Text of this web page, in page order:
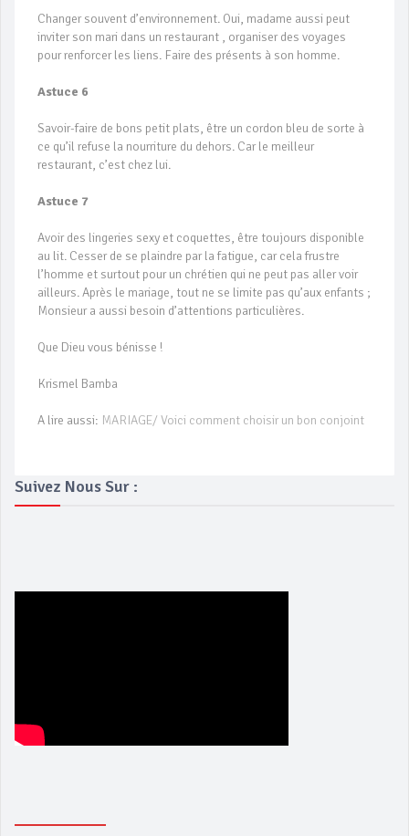
Changer souvent d’environnement. Oui, madame aussi peut
inviter son mari dans un restaurant , organiser des voyages
pour renforcer les liens. Faire des présents à son homme.
Astuce 6
Savoir-faire de bons petit plats, être un cordon bleu de sorte à
ce qu’il refuse la nourriture du dehors. Car le meilleur
restaurant, c’est chez lui.
Astuce 7
Avoir des lingeries sexy et coquettes, être toujours disponible
au lit. Cesser de se plaindre par la fatigue, car cela frustre
l’homme et surtout pour un chrétien qui ne peut pas aller voir
ailleurs. Après le mariage, tout ne se limite pas qu’aux enfants ;
Monsieur a aussi besoin d’attentions particulières.
Que Dieu vous bénisse !
Krismel Bamba
A lire aussi: MARIAGE/ Voici comment choisir un bon conjoint
Suivez Nous Sur :